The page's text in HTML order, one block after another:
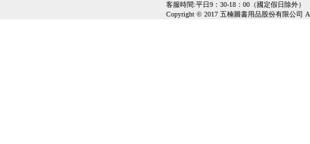
客服時間:平日9：30-18：00（國定假日除外）
Copyright © 2017 五楠圖書用品股份有限公司